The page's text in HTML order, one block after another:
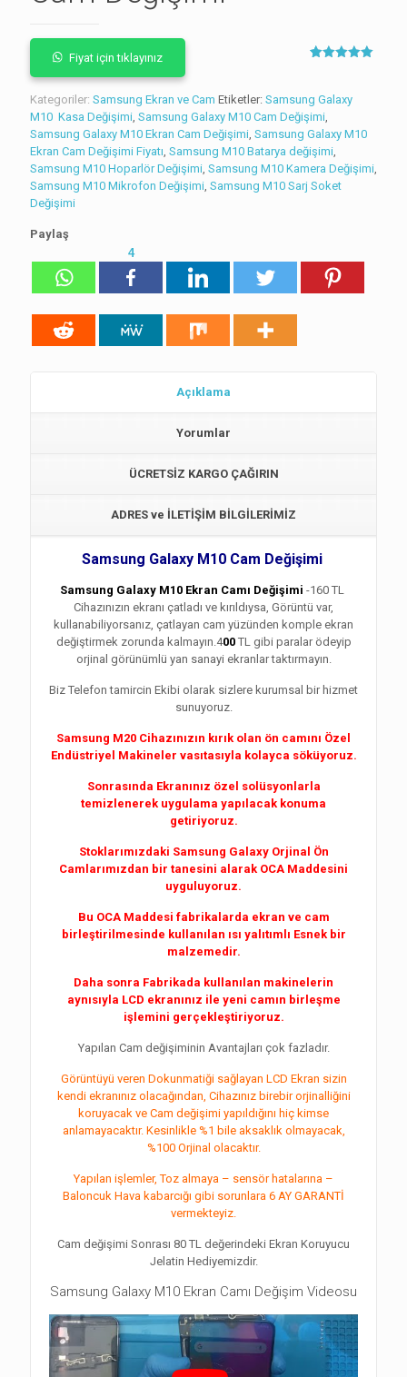
dayanarak 5
üzerinden
5.00
aldı
Fiyat için tıklayınız
Kategoriler: Samsung Ekran ve Cam Etiketler: Samsung Galaxy
M10 Kasa Değişimi, Samsung Galaxy M10 Cam Değişimi,
Samsung Galaxy M10 Ekran Cam Değişimi, Samsung Galaxy M10
Ekran Cam Değişimi Fiyatı, Samsung M10 Batarya değişimi,
Samsung M10 Hoparlör Değişimi, Samsung M10 Kamera Değişimi,
Samsung M10 Mikrofon Değişimi, Samsung M10 Sarj Soket
Değişimi
Paylaş
4
Açıklama
Yorumlar
ÜCRETSİZ KARGO ÇAĞIRIN
ADRES ve İLETİŞİM BİLGİLERİMİZ
Samsung Galaxy M10 Cam Değişimi
Samsung Galaxy M10 Ekran Camı Değişimi -160 TL
Cihazınızın ekranı çatladı ve kırıldıysa, Görüntü var,
kullanabiliyorsanız, çatlayan cam yüzünden komple ekran
değiştirmek zorunda kalmayın.400TL gibi paralar ödeyip
orjinal görünümlü yan sanayi ekranlar taktırmayın.
Biz Telefon tamircin Ekibi olarak sizlere kurumsal bir hizmet
sunuyoruz.
Samsung M20 Cihazınızın kırık olan ön camını Özel
Endüstriyel Makineler vasıtasıyla kolayca söküyoruz.
Sonrasında Ekranınız özel solüsyonlarla
temizlenerek uygulama yapılacak konuma
getiriyoruz.
Stoklarımızdaki Samsung Galaxy Orjinal Ön
Camlarımızdan bir tanesini alarak OCA Maddesini
uyguluyoruz.
Bu OCA Maddesi fabrikalarda ekran ve cam
birleştirilmesinde kullanılan ısı yalıtımlı Esnek bir
malzemedir.
Daha sonra Fabrikada kullanılan makinelerin
aynısıyla LCD ekranınız ile yeni camın birleşme
işlemini gerçekleştiriyoruz.
Yapılan Cam değişiminin Avantajları çok fazladır.
Görüntüyü veren Dokunmatiği sağlayan LCD Ekran sizin
kendi ekranınız olacağından, Cihazınız birebir orjinalliğini
koruyacak ve Cam değişimi yapıldığını hiç kimse
anlamayacaktır. Kesinlikle %1 bile aksaklık olmayacak,
%100 Orjinal olacaktır.
Yapılan işlemler, Toz almaya – sensör hatalarına –
Baloncuk Hava kabarcığı gibi sorunlara 6 AY GARANTİ
vermekteyiz.
Cam değişimi Sonrası 80 TL değerindeki Ekran Koruyucu
Jelatin Hediyemizdir.
Samsung Galaxy M10 Ekran Camı Değişim Videosu